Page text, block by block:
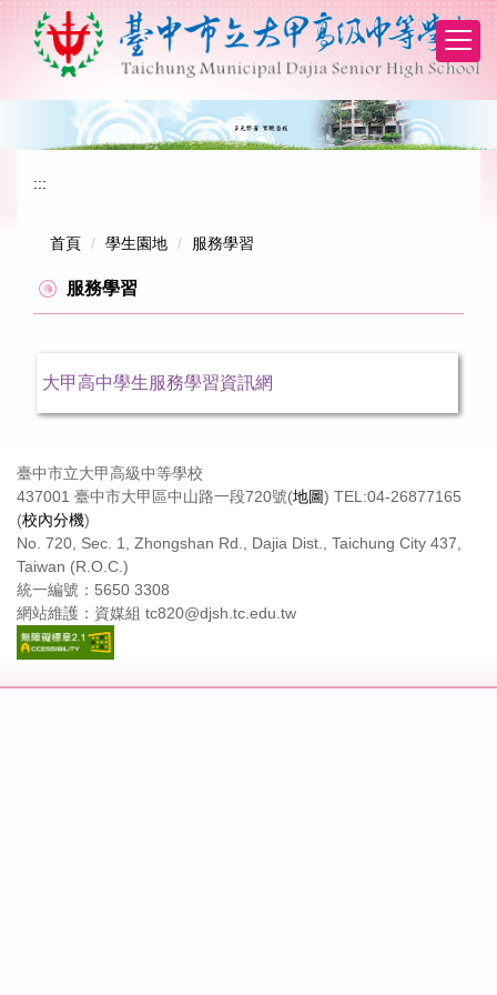
:::
首頁 學生園地 服務學習
服務學習
大甲高中學生服務學習資訊網
臺中市立大甲高級中等學校
437001 臺中市大甲區中山路一段720號(地圖) TEL:04-26877165
(校內分機)
No. 720, Sec. 1, Zhongshan Rd., Dajia Dist., Taichung City 437,
Taiwan (R.O.C.)
統一編號：5650 3308
網站維護：資媒組 tc820@djsh.tc.edu.tw